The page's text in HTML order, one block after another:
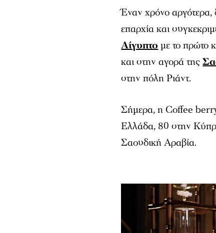
Έναν χρόνο αργότερα,
επαρχία και
Αίγυπτο με το πρώτο
και στην αγορά της
στην πόλη Ριάντ.
Σήμερα, η Coffee
Ελλάδα, 80 στην
Σαουδική Αραβία.